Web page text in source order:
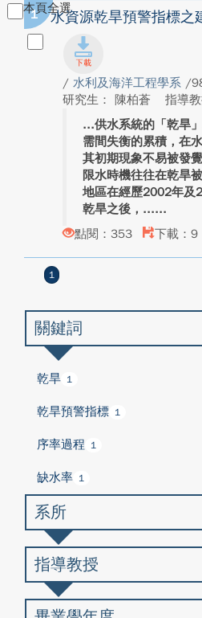
本頁全選
1 水資源乾旱預警指標之
/ 水利及海洋工程學系 /
研究生： 陳柏蒼
指導教
供水系統的「乾旱
需間失衡的累積，在
其初期現象不易被發
限水時機往往在乾旱
地區在經歷2002年及
乾旱之後，...
點閱：353
下載：9
1
關鍵詞
乾旱 1
乾旱預警指標 1
序率過程 1
缺水率 1
系所
指導教授